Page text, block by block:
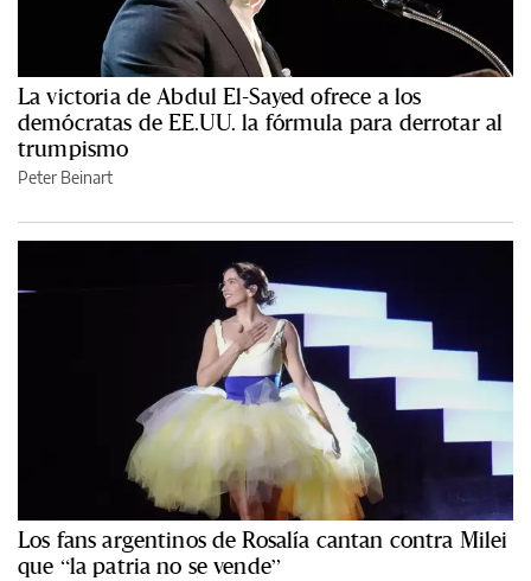
La victoria de Abdul El-Sayed ofrece a los
demócratas de EE.UU. la fórmula para derrotar al
trumpismo
Peter Beinart
Los fans argentinos de Rosalía cantan contra Milei
que “la patria no se vende”